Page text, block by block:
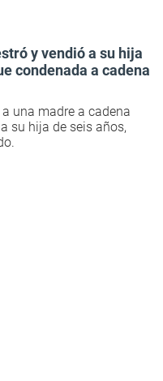
y vendió a su hija
condenada a cadena
una madre a cadena
su hija de seis años,